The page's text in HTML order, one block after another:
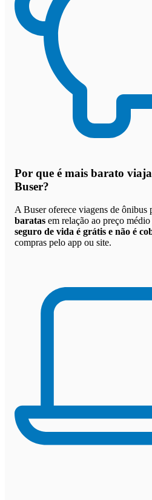
Por que é mais barato
Buser?
A Buser oferece viagens de ônibus
baratas em relação ao preço
seguro de vida é grátis e não é
compras pelo app ou site.